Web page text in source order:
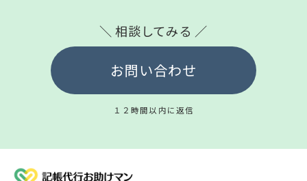
＼ 相談してみる ／
お問い合わせ
１２時間以内に返信